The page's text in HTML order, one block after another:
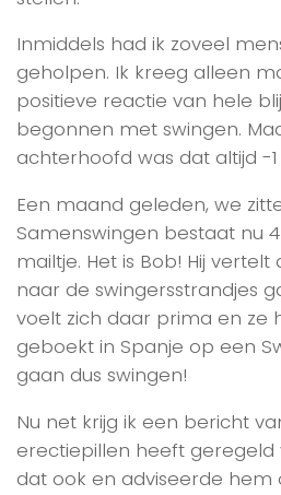
Inmiddels had ik zoveel
geholpen. Ik kreeg alleen
positieve reactie van hele
begonnen met swingen.
achterhoofd was dat altijd -1
Een maand geleden, we
Samenswingen bestaat nu
mailtje. Het is Bob! Hij
naar de swingersstrandjes
voelt zich daar prima en ze
geboekt in Spanje op een
gaan dus swingen!
Nu net krijg ik een bericht
erectiepillen heeft geregeld
dat ook en adviseerde hem